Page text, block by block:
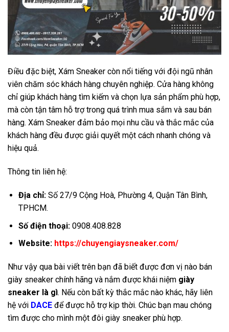
Điều đặc biệt, Xám Sneaker còn nổi tiếng với đội ngũ nhân
viên chăm sóc khách hàng chuyên nghiệp. Cửa hàng không
chỉ giúp khách hàng tìm kiếm và chọn lựa sản phẩm phù hợp,
mà còn tận tâm hỗ trợ trong quá trình mua sắm và sau bán
hàng. Xám Sneaker đảm bảo mọi nhu cầu và thắc mắc của
khách hàng đều được giải quyết một cách nhanh chóng và
hiệu quả.
Thông tin liên hệ:
Địa chỉ:Số 27/9 Cộng Hoà, Phường 4, Quận Tân Bình,
TPHCM.
Số điện thoại:0908.408.828
Website: https://chuyengiaysneaker.com/
Như vậy qua bài viết trên bạn đã biết được đơn vị nào bán
giày sneaker chính hãng và nắm được khái niệm giày
sneaker là gì. Nếu còn bất kỳ thắc mắc nào khác, hãy liên
hệ với DACE để được hỗ trợ kịp thời. Chúc bạn mau chóng
tìm được cho mình một đôi giày sneaker phù hợp.